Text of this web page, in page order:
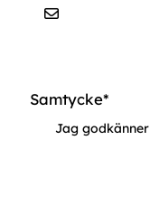
Samtycke*
Jag godkänner